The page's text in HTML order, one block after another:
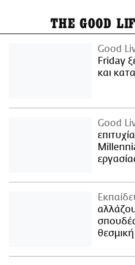
THE GOOD
Good
Friday
και
Good